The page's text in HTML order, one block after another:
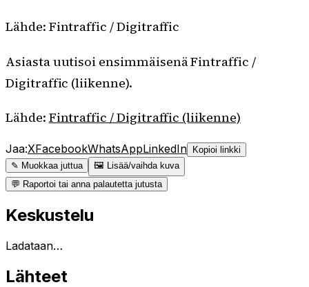
Lähde: Fintraffic / Digitraffic
Asiasta uutisoi ensimmäisenä Fintraffic /
Digitraffic (liikenne).
Lähde: Fintraffic / Digitraffic (liikenne)
Jaa:XFacebookWhatsAppLinkedIn
Kopioi linkki
✎ Muokkaa juttua
🖼 Lisää/vaihda kuva
💬 Raportoi tai anna palautetta jutusta
Keskustelu
Ladataan…
Lähteet